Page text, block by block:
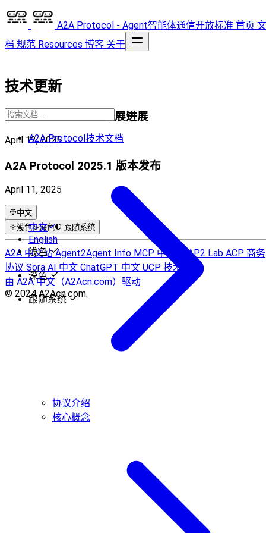
A2A Protocol - Agent智能体通信开放标准 首页 文
档 规范 Resources 博客 关于
CTRL K
A2A Protocol技术文档
协议介绍
核心概念
技术更新
A2A Protocol 2025发展进展
April 12, 2025
A2A Protocol 2025.1 版本发布
April 11, 2025
中文
中文
English
浅色 深色 跟随系统
浅色
深色
跟随系统
A2A 中文站Agent2Agent Info MCP 中文站 AP2 Lab ACP 商务
协议 Sora AI 中文 ChatGPT 中文 UCP 技术
由 A2A 中文（A2Acn.com）驱动
© 2024 A2Acn.com.